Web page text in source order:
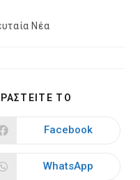
Νέα
ΤΟ
CONTENT
Opens
new
window
Facebook
Opens
WhatsApp